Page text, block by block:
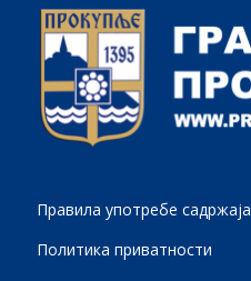
Правила употребе садржаја
Политика приватности